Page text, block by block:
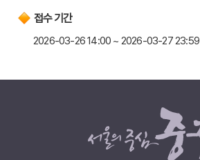
접수 기간
2026-03-26 14:00 ~ 2026-03-27 23:59